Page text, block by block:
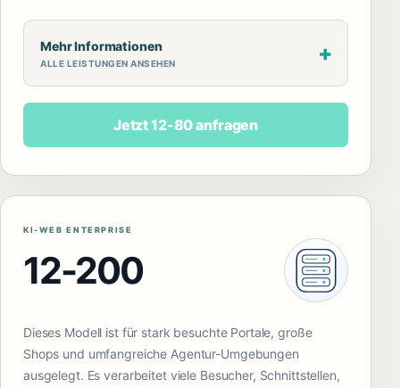
Mehr Informationen
ALLE LEISTUNGEN ANSEHEN
Jetzt 12-80 anfragen
KI-WEB ENTERPRISE
12-200
Dieses Modell ist für stark besuchte Portale, große
Shops und umfangreiche Agentur-Umgebungen
ausgelegt. Es verarbeitet viele Besucher, Schnittstellen,